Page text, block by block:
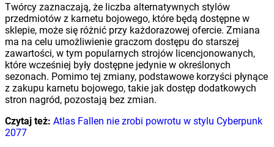
Twórcy zaznaczają, że liczba alternatywnych stylów
przedmiotów z karnetu bojowego, które będą dostępne w
sklepie, może się różnić przy każdorazowej ofercie. Zmiana
ma na celu umożliwienie graczom dostępu do starszej
zawartości, w tym popularnych strojów licencjonowanych,
które wcześniej były dostępne jedynie w określonych
sezonach. Pomimo tej zmiany, podstawowe korzyści płynące
z zakupu karnetu bojowego, takie jak dostęp dodatkowych
stron nagród, pozostają bez zmian.
Czytaj też: Atlas Fallen nie zrobi powrotu w stylu Cyberpunk
2077